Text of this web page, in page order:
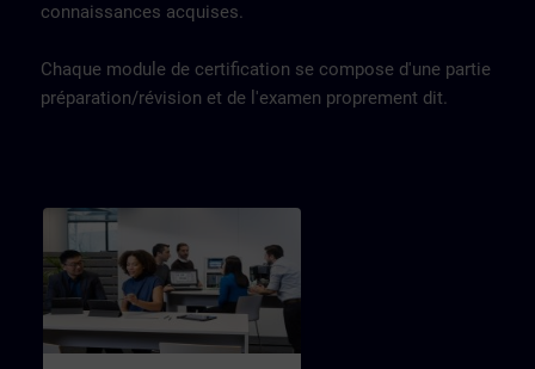
connaissances acquises.
Chaque module de certification se compose d'une partie
préparation/révision et de l'examen proprement dit.